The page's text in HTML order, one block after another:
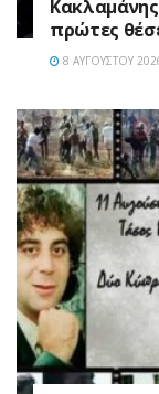
πρώτες
8 ΑΥΓΟΎΣΤΟΥ